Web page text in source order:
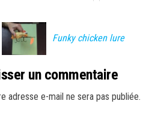
Funky chicken lure
un commentaire
adresse e-mail ne sera pas publiée.